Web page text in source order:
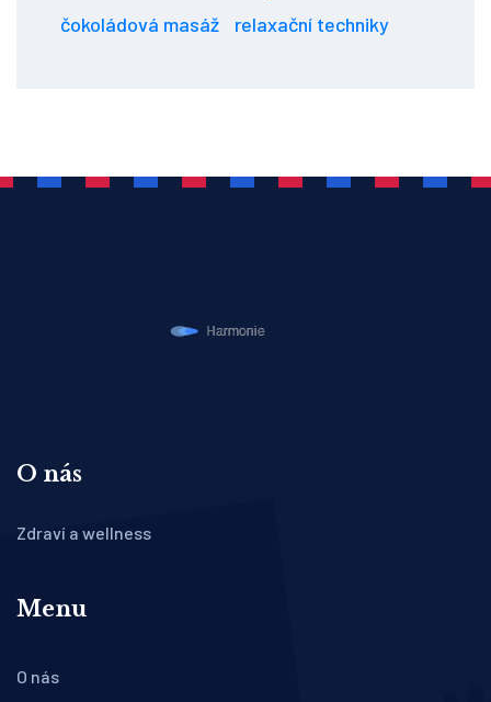
čokoládová masáž
relaxační techniky
O nás
Zdraví a wellness
Menu
O nás